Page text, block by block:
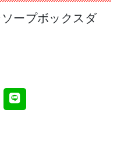
ープボックスダ